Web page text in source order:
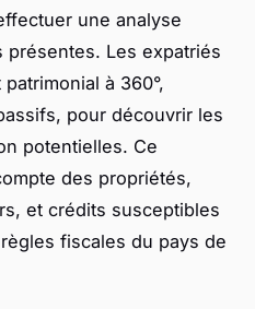
une analyse
Les expatriés
à 360°,
pour découvrir les
potentielles. Ce
des propriétés,
et crédits susceptibles
fiscales du pays de